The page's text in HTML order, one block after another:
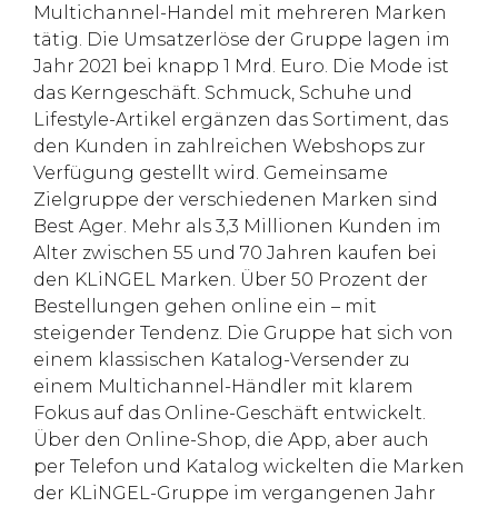
Multichannel-Handel mit mehreren Marken
tätig. Die Umsatzerlöse der Gruppe lagen im
Jahr 2021 bei knapp 1 Mrd. Euro. Die Mode ist
das Kerngeschäft. Schmuck, Schuhe und
Lifestyle-Artikel ergänzen das Sortiment, das
den Kunden in zahlreichen Webshops zur
Verfügung gestellt wird. Gemeinsame
Zielgruppe der verschiedenen Marken sind
Best Ager. Mehr als 3,3 Millionen Kunden im
Alter zwischen 55 und 70 Jahren kaufen bei
den KLiNGEL Marken. Über 50 Prozent der
Bestellungen gehen online ein – mit
steigender Tendenz. Die Gruppe hat sich von
einem klassischen Katalog-Versender zu
einem Multichannel-Händler mit klarem
Fokus auf das Online-Geschäft entwickelt.
Über den Online-Shop, die App, aber auch
per Telefon und Katalog wickelten die Marken
der KLiNGEL-Gruppe im vergangenen Jahr